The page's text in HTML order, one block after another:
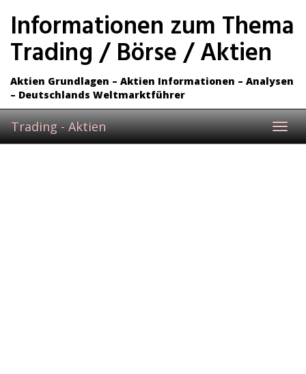
main
content
Informationen zum Thema
Trading / Börse / Aktien
Aktien Grundlagen – Aktien Informationen – Analysen
– Deutschlands Weltmarktführer
Trading - Aktien